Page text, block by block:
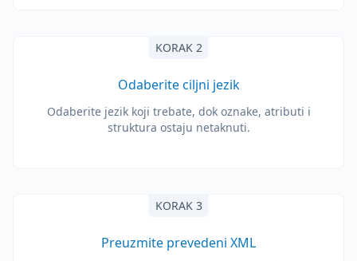
KORAK 2
Odaberite ciljni jezik
Odaberite jezik koji trebate, dok oznake, atributi i
struktura ostaju netaknuti.
KORAK 3
Preuzmite prevedeni XML